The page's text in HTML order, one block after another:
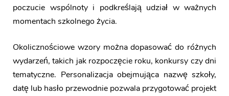
poczucie wspólnoty i podkreślają udział w ważnych
momentach szkolnego życia.
Okolicznościowe wzory można dopasować do różnych
wydarzeń, takich jak rozpoczęcie roku, konkursy czy dni
tematyczne. Personalizacja obejmująca nazwę szkoły,
datę lub hasło przewodnie pozwala przygotować projekt